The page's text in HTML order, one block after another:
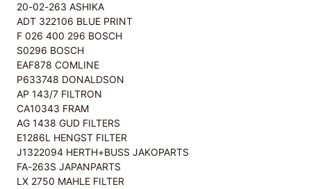
20-02-263 ASHIKA
ADT 322106 BLUE PRINT
F 026 400 296 BOSCH
S0296 BOSCH
EAF878 COMLINE
P633748 DONALDSON
AP 143/7 FILTRON
CA10343 FRAM
AG 1438 GUD FILTERS
E1286L HENGST FILTER
J1322094 HERTH+BUSS JAKOPARTS
FA-263S JAPANPARTS
LX 2750 MAHLE FILTER